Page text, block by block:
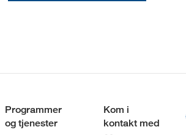
Programmer
og tjenester
Kom i
kontakt med